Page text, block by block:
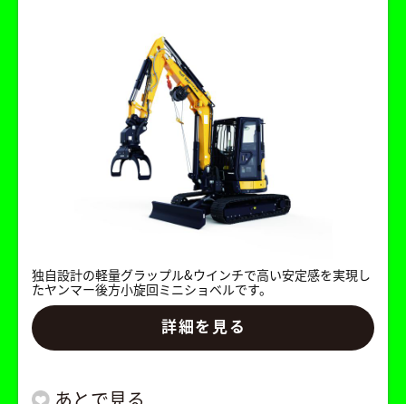
独自設計の軽量グラップル&ウインチで高い安定感を実現し
たヤンマー後方小旋回ミニショベルです。
詳細を見る